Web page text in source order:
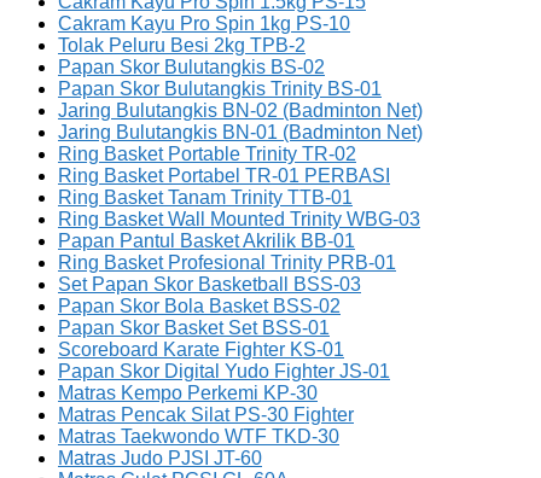
Cakram Kayu Pro Spin 1kg PS-10
Tolak Peluru Besi 2kg TPB-2
Papan Skor Bulutangkis BS-02
Papan Skor Bulutangkis Trinity BS-01
Jaring Bulutangkis BN-02 (Badminton Net)
Jaring Bulutangkis BN-01 (Badminton Net)
Ring Basket Portable Trinity TR-02
Ring Basket Portabel TR-01 PERBASI
Ring Basket Tanam Trinity TTB-01
Ring Basket Wall Mounted Trinity WBG-03
Papan Pantul Basket Akrilik BB-01
Ring Basket Profesional Trinity PRB-01
Set Papan Skor Basketball BSS-03
Papan Skor Bola Basket BSS-02
Papan Skor Basket Set BSS-01
Scoreboard Karate Fighter KS-01
Papan Skor Digital Yudo Fighter JS-01
Matras Kempo Perkemi KP-30
Matras Pencak Silat PS-30 Fighter
Matras Taekwondo WTF TKD-30
Matras Judo PJSI JT-60